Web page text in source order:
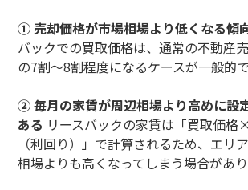
① 売却価格が市場相場より低くなる傾
バックでの買取価格は、通常の不動産売
の7割〜8割程度になるケースが一般的で
② 毎月の家賃が周辺相場より高めに設
ある リースバックの家賃は「買取価格
（利回り）」で計算されるため、エリ
相場よりも高くなってしまう場合があり